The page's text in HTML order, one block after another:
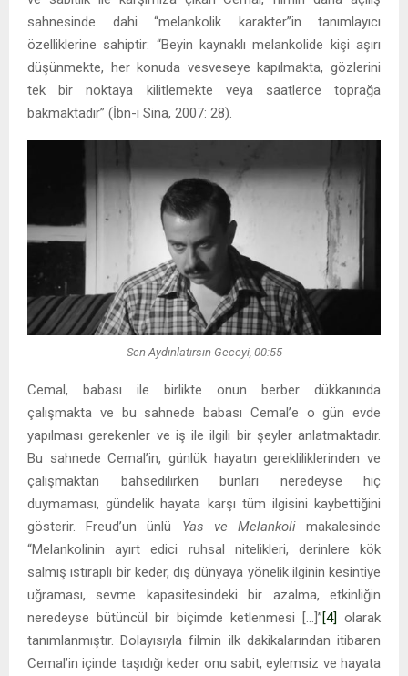
sahnesinde dahi “melankolik karakter”in tanımlayıcı
özelliklerine sahiptir: “Beyin kaynaklı melankolide kişi aşırı
düşünmekte, her konuda vesveseye kapılmakta, gözlerini
tek bir noktaya kilitlemekte veya saatlerce toprağa
bakmaktadır” (İbn-i Sina, 2007: 28).
Sen Aydınlatırsın Geceyi, 00:55
Cemal, babası ile birlikte onun berber dükkanında
çalışmakta ve bu sahnede babası Cemal’e o gün evde
yapılması gerekenler ve iş ile ilgili bir şeyler anlatmaktadır.
Bu sahnede Cemal’in, günlük hayatın gerekliliklerinden ve
çalışmaktan bahsedilirken bunları neredeyse hiç
duymaması, gündelik hayata karşı tüm ilgisini kaybettiğini
gösterir. Freud’un ünlü Yas ve Melankolimakalesinde
“Melankolinin ayırt edici ruhsal nitelikleri, derinlere kök
salmış ıstıraplı bir keder, dış dünyaya yönelik ilginin kesintiye
uğraması, sevme kapasitesindeki bir azalma, etkinliğin
neredeyse bütüncül bir biçimde ketlenmesi […]”[4] olarak
tanımlanmıştır. Dolayısıyla filmin ilk dakikalarından itibaren
Cemal’in içinde taşıdığı keder onu sabit, eylemsiz ve hayata